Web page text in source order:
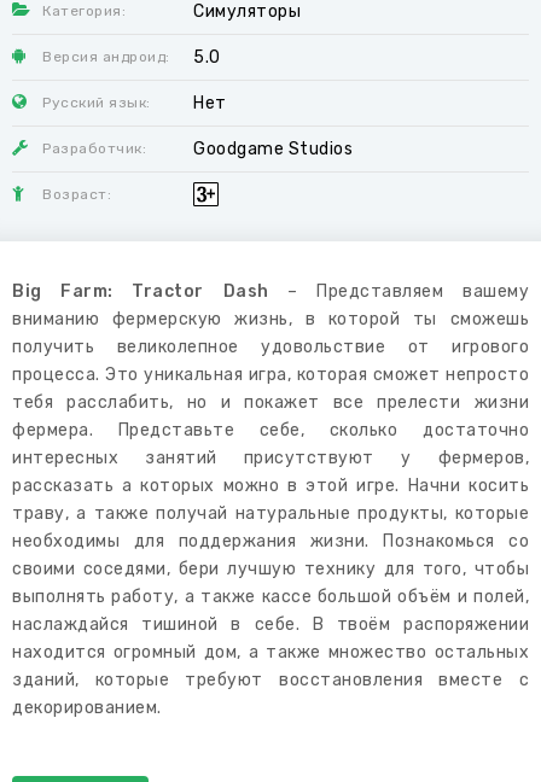
Категория: Симуляторы
Версия андроид: 5.0
Русский язык: Нет
Разработчик: Goodgame Studios
Возраст:
Big Farm: Tractor Dash – Представляем вашему
вниманию фермерскую жизнь, в которой ты сможешь
получить великолепное удовольствие от игрового
процесса. Это уникальная игра, которая сможет непросто
тебя расслабить, но и покажет все прелести жизни
фермера. Представьте себе, сколько достаточно
интересных занятий присутствуют у фермеров,
рассказать а которых можно в этой игре. Начни косить
траву, а также получай натуральные продукты, которые
необходимы для поддержания жизни. Познакомься со
своими соседями, бери лучшую технику для того, чтобы
выполнять работу, а также кассе большой объём и полей,
наслаждайся тишиной в себе. В твоём распоряжении
находится огромный дом, а также множество остальных
зданий, которые требуют восстановления вместе с
декорированием.